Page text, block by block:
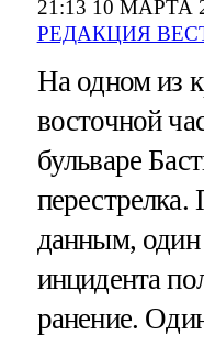
21:13 10 МАРТА
РЕДАКЦИЯ
На одном из
восточной
бульваре
данным, один
инцидента
ранение.